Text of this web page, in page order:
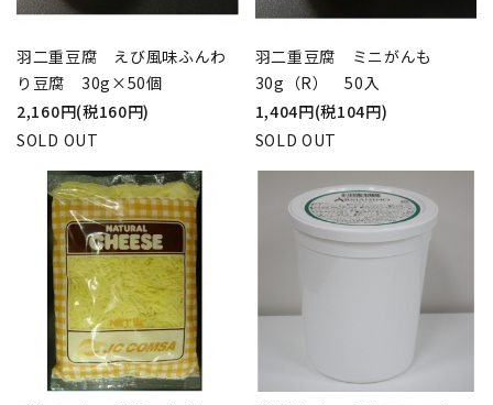
羽二重豆腐 えび風味ふんわ
り豆腐 30g×50個
2,160円(税160円)
SOLD OUT
羽二重豆腐 ミニがんも
30g（R） 50入
1,404円(税104円)
SOLD OUT